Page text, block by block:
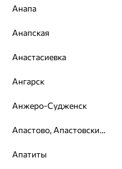
ЦВЕТ
ГРАНЕЙ
ЧИСТОТА
Доставка и оплата
Анапа
Анапская
Анастасиевка
Ангарск
Анжеро-Судженск
Апастово, Апастовский район
Апатиты